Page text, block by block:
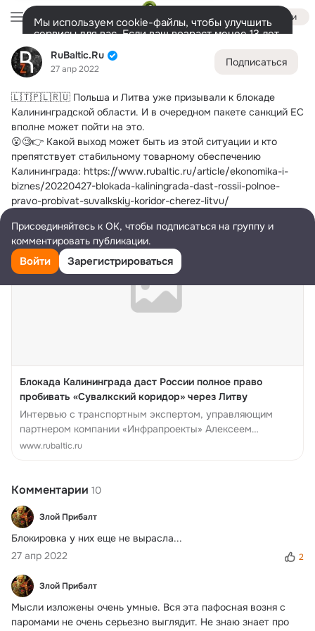
RuBaltic.Ru
27 апр 2022
Подписаться
🇱🇹🇵🇱🇷🇺 Польша и Литва уже призывали к блокаде
Калининградской области. И в очередном пакете санкций ЕС
вполне может пойти на это.
😮🧐👉 Какой выход может быть из этой ситуации и кто
препятствует стабильному товарному обеспечению
Калининграда: https://www.rubaltic.ru/article/ekonomika-i-
biznes/20220427-blokada-kaliningrada-dast-rossii-polnoe-
pravo-probivat-suvalkskiy-koridor-cherez-litvu/
Блокада Калининграда даст России полное право
пробивать «Сувалкский коридор» через Литву
Интервью с транспортным экспертом, управляющим
партнером компании «Инфрапроекты» Алексеем
Безбородовым.
www.rubaltic.ru
Комментарии 10
Злой Прибалт
Блокировка у них еще не вырасла...
27 апр 2022
2
Злой Прибалт
Мысли изложены очень умные. Вся эта пафосная возня с
паромами не очень серьезно выглядит. Не знаю знает про
Войти
Мы используем cookie-файлы, чтобы улучшить
сервисы для вас. Если ваш возраст менее 13 лет,
настроить cookie-файлы должен ваш законный
представитель.Больше информации
Разрешить все
RuBaltic.Ru
Лента Участники
Дополнительная
49 591 Обсуждаемые
Присоединяйтесь к ОК, чтобы подписаться на группу и
комментировать публикации.
Войти Зарегистрироваться